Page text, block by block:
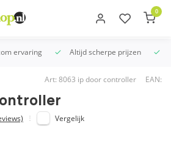
0
ervaring Altijd scherpe prijzen
Art: 8063 ip door controller EAN:
Vergelijk